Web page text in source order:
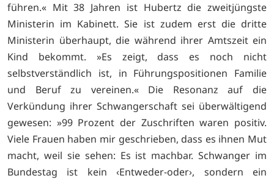
führen.« Mit 38 Jahren ist Hubertz die zweitjüngste
Ministerin im Kabinett. Sie ist zudem erst die dritte
Ministerin überhaupt, die während ihrer Amtszeit ein
Kind bekommt. »Es zeigt, dass es noch nicht
selbstverständlich ist, in Führungspositionen Familie
und Beruf zu vereinen.« Die Resonanz auf die
Verkündung ihrer Schwangerschaft sei überwältigend
gewesen: »99 Prozent der Zuschriften waren positiv.
Viele Frauen haben mir geschrieben, dass es ihnen Mut
macht, weil sie sehen: Es ist machbar. Schwanger im
Bundestag ist kein ‹Entweder-oder›, sondern ein